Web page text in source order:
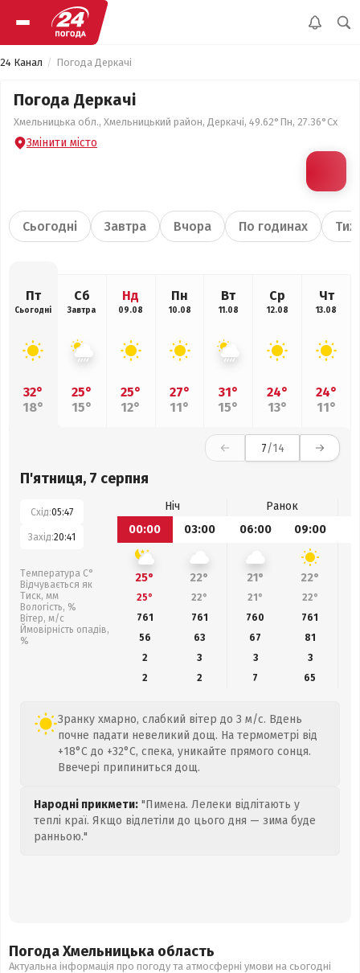
24 Канал Погода Деркачі
Погода Деркачі
Хмельницька обл., Хмельницький район, Деркачі, 49.62°Пн, 27.36°Сх
Змінити місто
Сьогодні Завтра Вчора По годинах
Пт
Сьогодні
32°
18°
Сб
Завтра
25°
15°
Нд
09.08
25°
12°
Пн
10.08
27°
11°
Вт
11.08
31°
15°
Ср
12.08
24°
13°
Чт
13.08
24°
11°
7/14
П'ятниця, 7 серпня
Схід:05:47
Захід:20:41
Температура С°
Відчувається як
Тиск, мм
Вологість, %
Вітер, м/с
Ймовірність опадів,
%
Ніч
Ранок
00:00
03:00 06:00 09:00
25° 22° 21° 22°
25° 22° 21° 22°
761
761 760 761
56
63 67 81
2
3 3
3
2
2 7 65
Зранку хмарно, слабкий вітер до 3 м/с. Вдень
почне падати невеликий дощ. На термометрі від
+18°C до +32°C, спека, уникайте прямого сонця.
Ввечері припиниться дощ.
Народні прикмети: "Пимена. Лелеки відлітають у
теплі краї. Якщо відлетіли до цього дня — зима буде
ранньою."
Погода Хмельницька область
Актуальна інформація про погоду та атмосферні умови на сьогодні